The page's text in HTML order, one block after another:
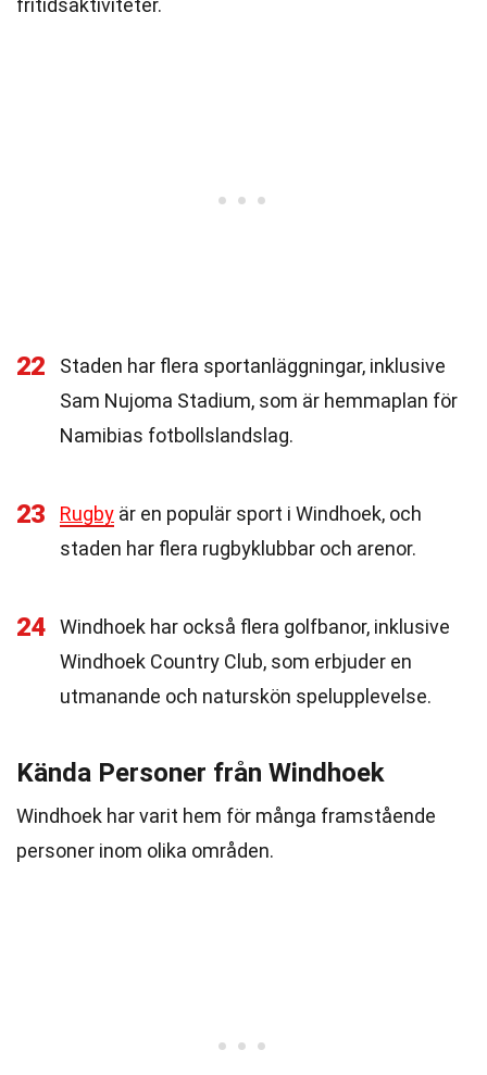
fritidsaktiviteter.
22
Staden har flera sportanläggningar, inklusive
Sam Nujoma Stadium, som är hemmaplan för
Namibias fotbollslandslag.
23 Rugby är en populär sport i Windhoek, och
staden har flera rugbyklubbar och arenor.
24
Windhoek har också flera golfbanor, inklusive
Windhoek Country Club, som erbjuder en
utmanande och naturskön spelupplevelse.
Kända Personer från Windhoek
Windhoek har varit hem för många framstående
personer inom olika områden.